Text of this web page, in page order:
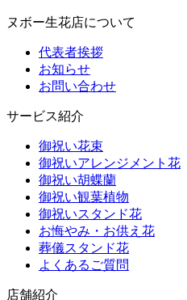
ヌボー生花店について
代表者挨拶
お知らせ
お問い合わせ
サービス紹介
御祝い花束
御祝いアレンジメント花
御祝い胡蝶蘭
御祝い観葉植物
御祝いスタンド花
お悔やみ・お供え花
葬儀スタンド花
よくあるご質問
店舗紹介